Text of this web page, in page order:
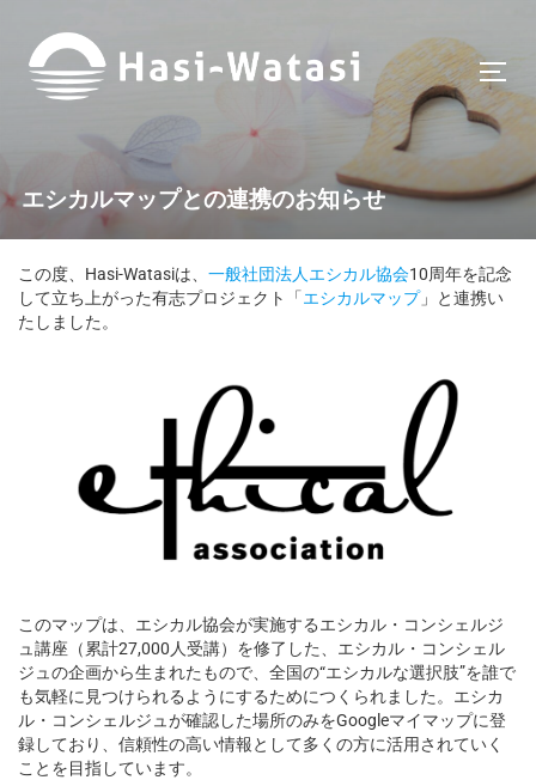
エシカルマップとの連携のお知らせ
この度、Hasi-Watasiは、 一般社団法人エシカル協会10周年を記念
して立ち上がった有志プロジェクト「エシカルマップ」と連携い
たしました。
このマップは、エシカル協会が実施するエシカル・コンシェルジ
ュ講座（累計27,000人受講）を修了した、エシカル・コンシェル
ジュの企画から生まれたもので、全国の“エシカルな選択肢”を誰で
も気軽に見つけられるようにするためにつくられました。エシカ
ル・コンシェルジュが確認した場所のみをGoogleマイマップに登
録しており、信頼性の高い情報として多くの方に活用されていく
ことを目指しています。